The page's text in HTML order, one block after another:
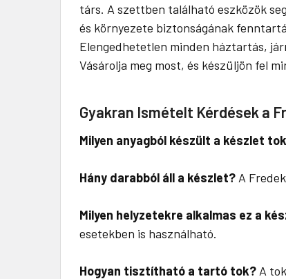
társ. A szettben található eszközök
és környezete biztonságának
Elengedhetetlen minden háztartás,
Vásárolja meg most, és készüljön fel
Gyakran Ismételt Kérdések a
Milyen anyagból készült a készlet
Hány darabból áll a készlet? A
Milyen helyzetekre alkalmas ez a
esetekben is használható.
Hogyan tisztítható a tartó tok? A